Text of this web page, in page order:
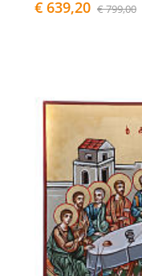
€ 639,20 € 799,00